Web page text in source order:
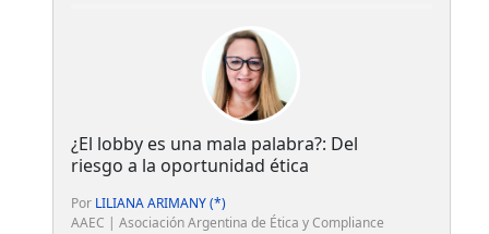
¿El lobby es una mala palabra?: Del
riesgo a la oportunidad ética
Por LILIANA ARIMANY (*)
AAEC | Asociación Argentina de Ética y Compliance